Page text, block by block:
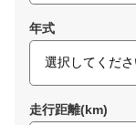
年式
走行距離(km)